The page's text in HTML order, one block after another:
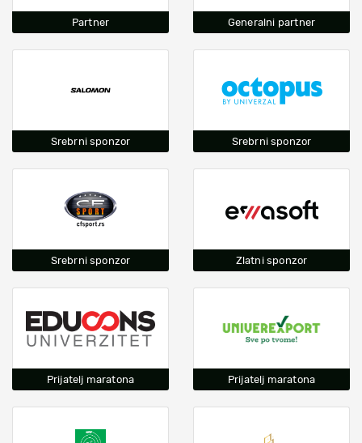
Partner Generalni partner
Srebrni sponzor Srebrni sponzor
Srebrni sponzor Zlatni sponzor
Prijatelj maratona Prijatelj maratona